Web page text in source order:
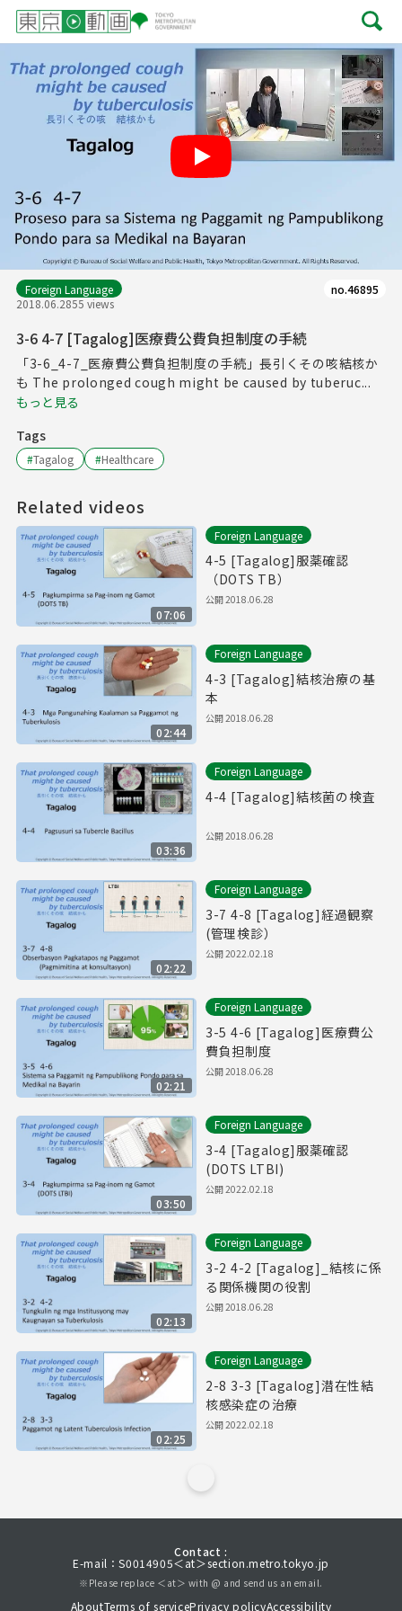
Foreign Language
2018.06.2855 views
no.46895
3-6 4-7 [Tagalog]医療費公費負担制度の手続
「3-6_4-7_医療費公費負担制度の手続」長引くその咳結核か
も The prolonged cough might be caused by tuberuc...
もっと見る
Tags
#Tagalog #Healthcare
Related videos
07:06
Foreign Language
4-5 [Tagalog]服薬確認
（DOTS TB）
公開2018.06.28
02:44
Foreign Language
4-3 [Tagalog]結核治療の基
本
公開2018.06.28
03:36
Foreign Language
4-4 [Tagalog]結核菌の検査
公開2018.06.28
02:22
Foreign Language
3-7 4-8 [Tagalog]経過観察
(管理検診）
公開2022.02.18
02:21
Foreign Language
3-5 4-6 [Tagalog]医療費公
費負担制度
公開2018.06.28
03:50
Foreign Language
3-4 [Tagalog]服薬確認
(DOTS LTBI)
公開2022.02.18
02:13
Foreign Language
3-2 4-2 [Tagalog]_結核に係
る関係機関の役割
公開2018.06.28
02:25
Foreign Language
2-8 3-3 [Tagalog]潜在性結
核感染症の治療
公開2022.02.18
Contact :
E-mail：S0014905＜at＞section.metro.tokyo.jp
※Please replace ＜at＞ with @ and send us an email.
AboutTerms of servicePrivacy policyAccessibility